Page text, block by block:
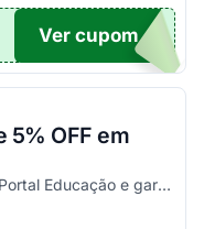
10
Ver cupom
5% OFF em
Aproveite esse código promocional Portal Educação e garanta desconto extra de 5% OFF em todo o site. Consulte condições no site e confira já!